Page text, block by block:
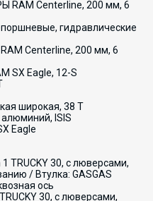
Centerline, 200 мм, 6
гидравлические
Centerline, 200 мм, 6
SX Eagle, 12-S
широкая, 38 T
ISIS
Eagle
30, с люверсами,
/ Втулка: GASGAS
ось
30, с люверсами,